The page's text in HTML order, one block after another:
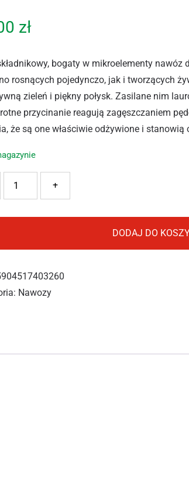
zł
bogaty w mikroelementy
rosnących pojedynczo, jak i tworzących
zieleń i piękny połysk. Zasilane nim
przycinanie reagują zagęszczaniem
że są one właściwie odżywione i stanowią
+
DODAJ DO
Nawozy